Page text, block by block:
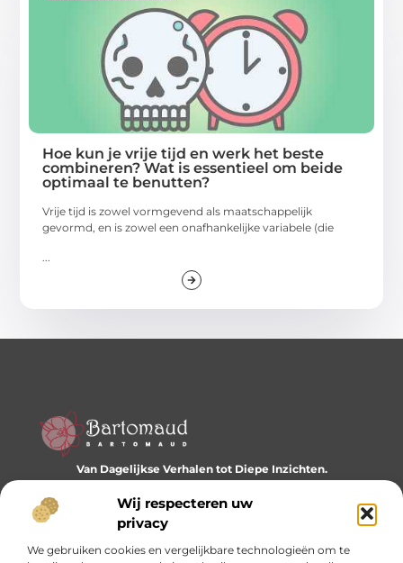
Wij respecteren uw
privacy
We gebruiken cookies en vergelijkbare technologieën om te
Hoe kun je vrije tijd en werk het beste
combineren? Wat is essentieel om beide
optimaal te benutten?
Vrije tijd is zowel vormgevend als maatschappelijk
gevormd, en is zowel een onafhankelijke variabele (die
Van Dagelijkse Verhalen tot Diepe Inzichten.
Ontdek een wereld vol diverse blogs en artikelen die je
dagelijks inspireren en nieuwe perspectieven bieden.